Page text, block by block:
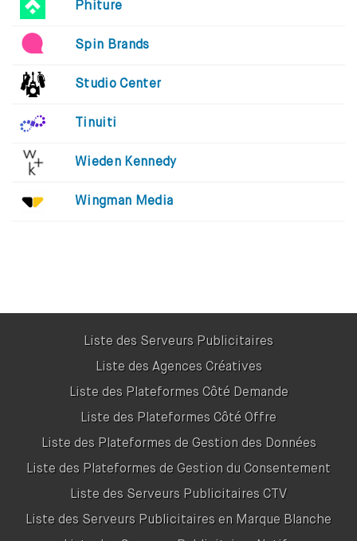
Phiture
Spin Brands
Studio Center
Tinuiti
Wieden Kennedy
Wingman Media
Liste des Serveurs Publicitaires
Liste des Agences Créatives
Liste des Plateformes Côté Demande
Liste des Plateformes Côté Offre
Liste des Plateformes de Gestion des Données
Liste des Plateformes de Gestion du Consentement
Liste des Serveurs Publicitaires CTV
Liste des Serveurs Publicitaires en Marque Blanche